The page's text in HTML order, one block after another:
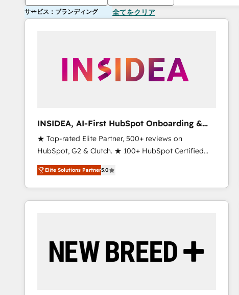
サービス：ブランディング 全てをクリア
INSIDEA, AI-First HubSpot Onboarding &
RevOps
★ Top-rated Elite Partner, 500+ reviews on
HubSpot, G2 & Clutch. ★ 100+ HubSpot Certified
Experts & Trainers across the team ★ 1,500+
implementations across five continents ★ AI-First,
RevOps-led, Onboarding obsessed ★ Company of
the Year 2024/25 INSIDEA helps growing companies
your time zone. What we do ➤ Onboarding: Live in
weeks, with workflows built around your business,
Elite Solutions Partner5.0